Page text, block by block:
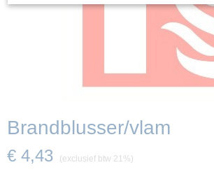
Brandblusser/vlam
€ 4,43 (exclusief btw 21%)